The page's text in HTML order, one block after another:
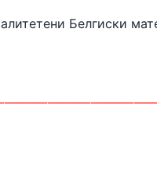
Белгиски